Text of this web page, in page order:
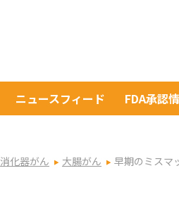
ニュースフィード FDA承認
消化器がん 大腸がん 早期のミスマ